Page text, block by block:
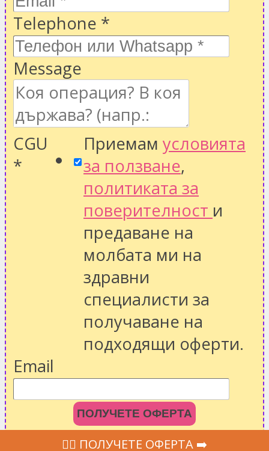
Telephone *
Message
CGU
*
Приемам условията
за ползване,
политиката за
поверителност и
предаване на
молбата ми на
здравни
специалисти за
получаване на
подходящи оферти.
Email
ПОЛУЧЕТЕ ОФЕРТА
‍👩‍⚕ ПОЛУЧЕТЕ ОФЕРТА ➡️